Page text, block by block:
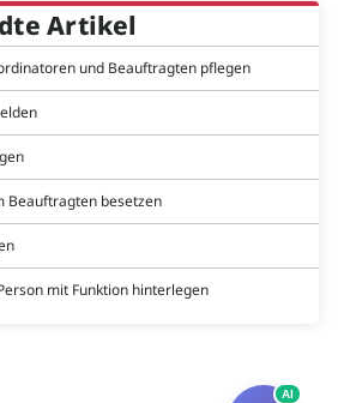
Artikel
und Beauftragten pflegen
Beauftragten besetzen
mit Funktion hinterlegen
AI